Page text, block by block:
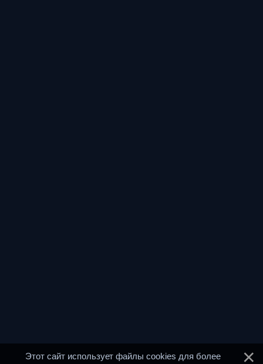
Этот сайт использует файлы cookies для более